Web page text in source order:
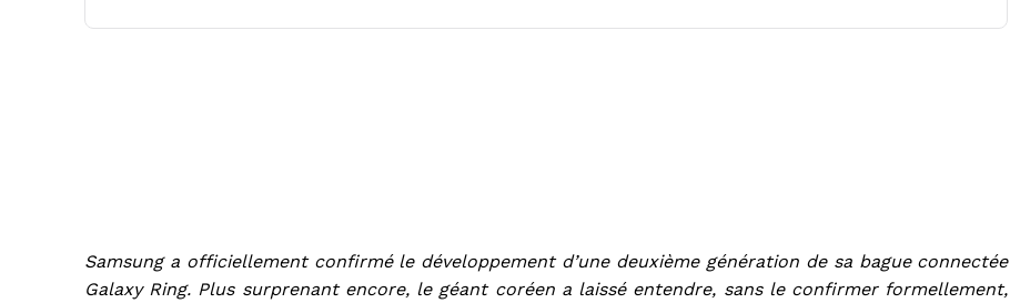
Samsung a officiellement confirmé le développement d’une deuxième génération de sa bague connectée
Galaxy Ring. Plus surprenant encore, le géant coréen a laissé entendre, sans le confirmer formellement,